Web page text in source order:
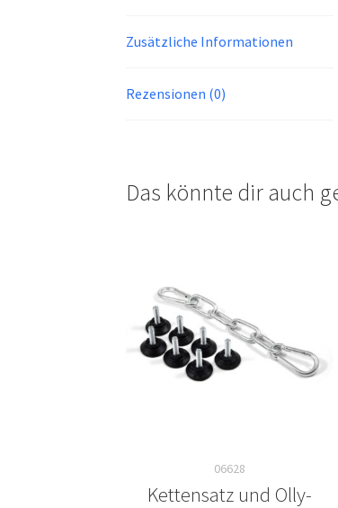
Zusätzliche Informationen
Rezensionen (0)
Das könnte dir auch
06628
Kettensatz und Olly-